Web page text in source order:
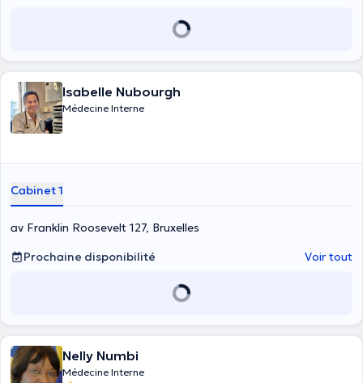
Isabelle Nubourgh
Médecine Interne
Cabinet 1
av Franklin Roosevelt 127, Bruxelles
Prochaine disponibilité
Voir tout
Nelly Numbi
Médecine Interne